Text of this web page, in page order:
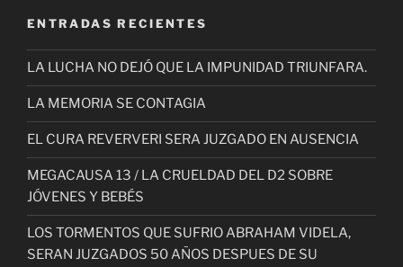
ENTRADAS RECIENTES
LA LUCHA NO DEJÓ QUE LA IMPUNIDAD TRIUNFARA.
LA MEMORIA SE CONTAGIA
EL CURA REVERVERI SERA JUZGADO EN AUSENCIA
MEGACAUSA 13 / LA CRUELDAD DEL D2 SOBRE
JÓVENES Y BEBÉS
LOS TORMENTOS QUE SUFRIO ABRAHAM VIDELA,
SERAN JUZGADOS 50 AÑOS DESPUES DE SU